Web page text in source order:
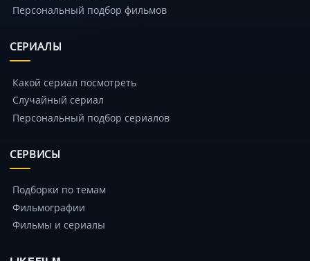
Персональный подбор фильмов
СЕРИАЛЫ
Какой сериал посмотреть
Случайный сериал
Персональный подбор сериалов
СЕРВИСЫ
Подборки по темам
Фильмографии
Фильмы и сериалы